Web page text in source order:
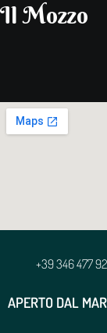
Il Mozzo
APERTO DAL
+39 346 477